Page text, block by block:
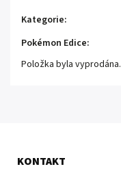
Kategorie:
Pokémon Edice:
Položka byla
KONTAKT